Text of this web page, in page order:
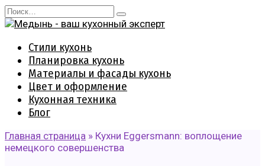
Перейти
к
Search
for:
Стили кухонь
Планировка кухонь
Материалы и фасады кухонь
Цвет и оформление
Кухонная техника
Блог
Главная страница » Кухни Eggersmann: воплощение
немецкого совершенства